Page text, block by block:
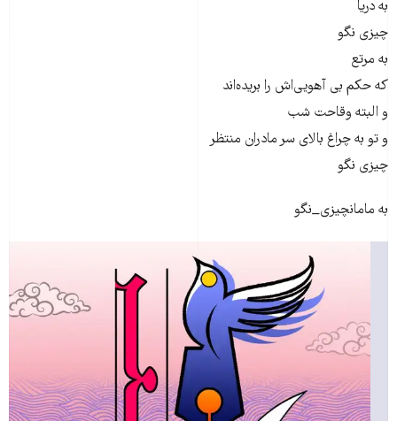
به دریا
چیزی نگو
به مرتع
که حکم بی آهویی‌اش را بریده‌اند
و البته وقاحت شب
و تو به چراغ بالای سر مادران منتظر
چیزی نگو
به مامانچیزی_نگو